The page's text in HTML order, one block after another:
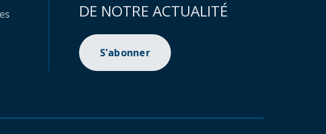
DE NOTRE ACTUALITÉ
S'abonner